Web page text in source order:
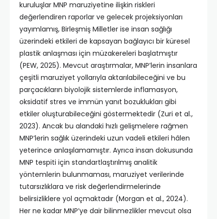
kuruluşlar MNP maruziyetine ilişkin riskleri
değerlendiren raporlar ve gelecek projeksiyonları
yayımlamış, Birleşmiş Milletler ise insan sağlığı
üzerindeki etkileri de kapsayan bağlayıcı bir küresel
plastik anlaşması için müzakereleri başlatmıştır
(PEW, 2025). Mevcut araştırmalar, MNP’lerin insanlara
çeşitli maruziyet yollarıyla aktarılabileceğini ve bu
parçacıkların biyolojik sistemlerde inflamasyon,
oksidatif stres ve immün yanıt bozuklukları gibi
etkiler oluşturabileceğini göstermektedir (Zuri et al.,
2023). Ancak bu alandaki hızlı gelişmelere rağmen
MNP’lerin sağlık üzerindeki uzun vadeli etkileri hâlen
yeterince anlaşılamamıştır. Ayrıca insan dokusunda
MNP tespiti için standartlaştırılmış analitik
yöntemlerin bulunmaması, maruziyet verilerinde
tutarsızlıklara ve risk değerlendirmelerinde
belirsizliklere yol açmaktadır (Morgan et al., 2024).
Her ne kadar MNP’ye dair bilinmezlikler mevcut olsa